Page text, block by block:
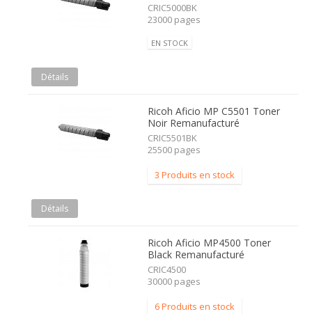
CRIC5000BK
23000 pages
EN STOCK
Détails
Ricoh Aficio MP C5501 Toner
Noir Remanufacturé
CRIC5501BK
25500 pages
3 Produits en stock
Détails
Ricoh Aficio MP4500 Toner
Black Remanufacturé
CRIC4500
30000 pages
6 Produits en stock